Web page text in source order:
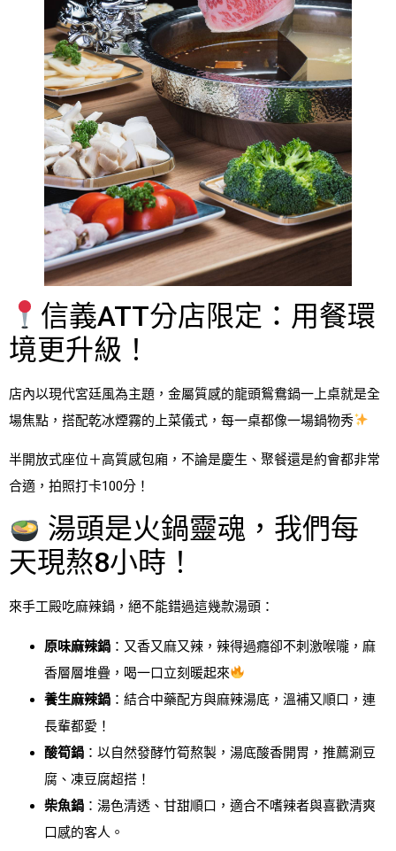
信義ATT分店限定：用餐環
境更升級！
店內以現代宮廷風為主題，金屬質感的龍頭鴛鴦鍋一上桌就是全
場焦點，搭配乾冰煙霧的上菜儀式，每一桌都像一場鍋物秀
半開放式座位＋高質感包廂，不論是慶生、聚餐還是約會都非常
合適，拍照打卡100分！
湯頭是火鍋靈魂，我們每
天現熬8小時！
來手工殿吃麻辣鍋，絕不能錯過這幾款湯頭：
原味麻辣鍋 ：又香又麻又辣，辣得過癮卻不刺激喉嚨，麻
香層層堆疊，喝一口立刻暖起來
養生麻辣鍋 ：結合中藥配方與麻辣湯底，溫補又順口，連
長輩都愛！
酸筍鍋 ：以自然發酵竹筍熬製，湯底酸香開胃，推薦涮豆
腐、凍豆腐超搭！
柴魚鍋 ：湯色清透、甘甜順口，適合不嗜辣者與喜歡清爽
口感的客人。